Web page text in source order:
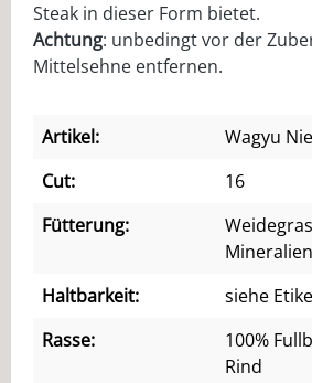
Steak in dieser Form bietet.
Achtung: unbedingt vor der
Mittelsehne entfernen.
Artikel:
Wagyu
Cut:
16
Fütterung:
Mineralien
Haltbarkeit:
siehe
Rasse:
100%
Rind